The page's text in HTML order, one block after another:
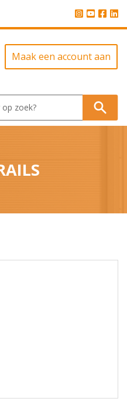
Maak een account aan